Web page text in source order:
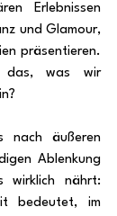
Erlebnissen
und Glamour,
präsentieren.
das, was wir
nach äußeren
Ablenkung
nährt:
bedeutet, im